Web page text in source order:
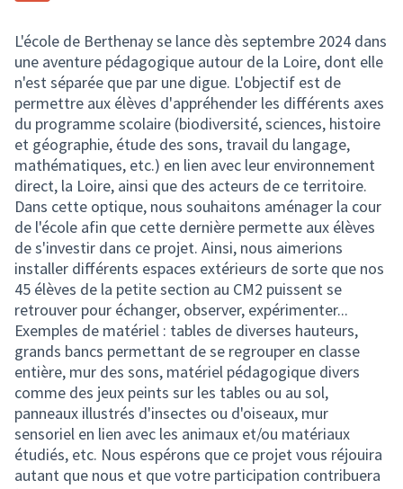
L'école de Berthenay se lance dès septembre 2024 dans
une aventure pédagogique autour de la Loire, dont elle
n'est séparée que par une digue. L'objectif est de
permettre aux élèves d'appréhender les différents axes
du programme scolaire (biodiversité, sciences, histoire
et géographie, étude des sons, travail du langage,
mathématiques, etc.) en lien avec leur environnement
direct, la Loire, ainsi que des acteurs de ce territoire.
Dans cette optique, nous souhaitons aménager la cour
de l'école afin que cette dernière permette aux élèves
de s'investir dans ce projet. Ainsi, nous aimerions
installer différents espaces extérieurs de sorte que nos
45 élèves de la petite section au CM2 puissent se
retrouver pour échanger, observer, expérimenter...
Exemples de matériel : tables de diverses hauteurs,
grands bancs permettant de se regrouper en classe
entière, mur des sons, matériel pédagogique divers
comme des jeux peints sur les tables ou au sol,
panneaux illustrés d'insectes ou d'oiseaux, mur
sensoriel en lien avec les animaux et/ou matériaux
étudiés, etc. Nous espérons que ce projet vous réjouira
autant que nous et que votre participation contribuera